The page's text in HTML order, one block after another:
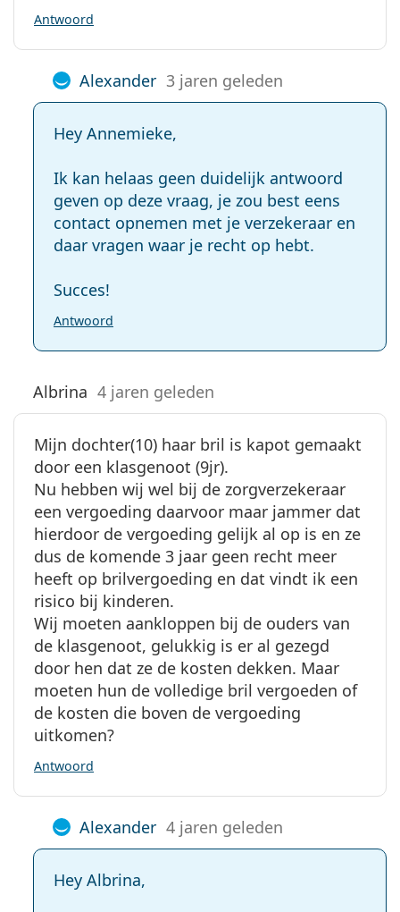
Antwoord
Alexander 3 jaren geleden
Hey Annemieke,
Ik kan helaas geen duidelijk antwoord
geven op deze vraag, je zou best eens
contact opnemen met je verzekeraar en
daar vragen waar je recht op hebt.
Succes!
Antwoord
Albrina 4 jaren geleden
Mijn dochter(10) haar bril is kapot gemaakt
door een klasgenoot (9jr).
Nu hebben wij wel bij de zorgverzekeraar
een vergoeding daarvoor maar jammer dat
hierdoor de vergoeding gelijk al op is en ze
dus de komende 3 jaar geen recht meer
heeft op brilvergoeding en dat vindt ik een
risico bij kinderen.
Wij moeten aankloppen bij de ouders van
de klasgenoot, gelukkig is er al gezegd
door hen dat ze de kosten dekken. Maar
moeten hun de volledige bril vergoeden of
de kosten die boven de vergoeding
uitkomen?
Antwoord
Alexander 4 jaren geleden
Hey Albrina,